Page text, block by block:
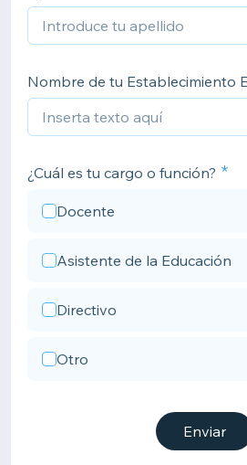
Nombre de tu Establecimiento
¿Cuál es tu cargo o función?
Docente
Asistente de la Educación
Directivo
Otro
Enviar